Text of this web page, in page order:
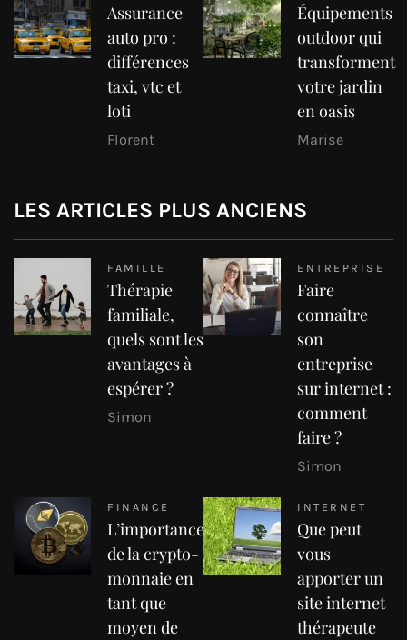
Assurance
auto pro :
différences
taxi, vtc et
loti
Florent
Équipements
outdoor qui
transforment
votre jardin
en oasis
Marise
LES ARTICLES PLUS ANCIENS
FAMILLE
Thérapie
familiale,
quels sont les
avantages à
espérer ?
Simon
ENTREPRISE
Faire
connaître
son
entreprise
sur internet :
comment
faire ?
Simon
FINANCE
L’importance
de la crypto-
monnaie en
tant que
moyen de
INTERNET
Que peut
vous
apporter un
site internet
thérapeute